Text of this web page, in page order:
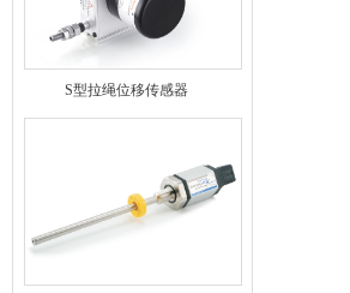
S型拉绳位移传感器